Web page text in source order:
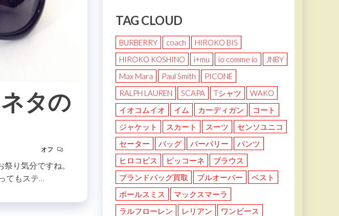
タの
オフ
り気分ですね。
てもステ…
TAG CLOUD
BURBERRY coach
HIROKO BIS
HIROKO KOSHINO
i+mu io comme io
JNBY
Max Mara
Paul Smith
PICONE
RALPH LAUREN
SCAPA Tシャツ
WAKO
イオコムイオ
イム カーディガン
コート
ジャケット
スカート スーツ
センソユニコ
セーター
バッグ バーバリー
パンツ
ヒロコビス
ピッコーネ
ブラウス
ブランドバッグ買取
プルオーバー
ベスト
ポールスミス
マックスマーラ
ラルフローレン
レリアン
ワンピース